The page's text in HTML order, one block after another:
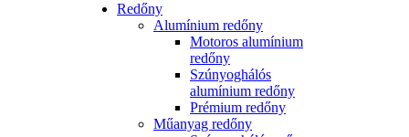
Redőny
Alumínium redőny
Motoros alumínium
redőny
Szúnyoghálós
alumínium redőny
Prémium redőny
Műanyag redőny